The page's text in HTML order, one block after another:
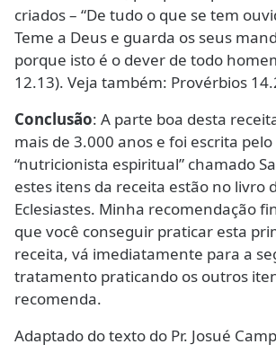
criados – “De tudo o que se tem
Teme a Deus e guarda os seus
porque isto é o dever de todo
12.13). Veja também: Provérbios
Conclusão: A parte boa desta
mais de 3.000 anos e foi escrita
“nutricionista espiritual” chamado
estes itens da receita estão no livro
Eclesiastes. Minha recomendação
que você conseguir praticar esta
receita, vá imediatamente para a
tratamento praticando os outros
recomenda.
Adaptado do texto do Pr. Josué